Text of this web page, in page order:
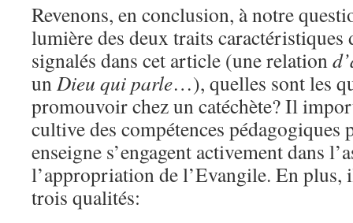
Revenons, en conclusion, à notre
lumière des deux traits caractéristiques
signalés dans cet article (une relation
unDieu qui parle…), quelles sont les
promouvoir chez un catéchète? Il
cultive des compétences
enseigne s’engagent activement dans
l’appropriation de l’Evangile. En
trois qualités: